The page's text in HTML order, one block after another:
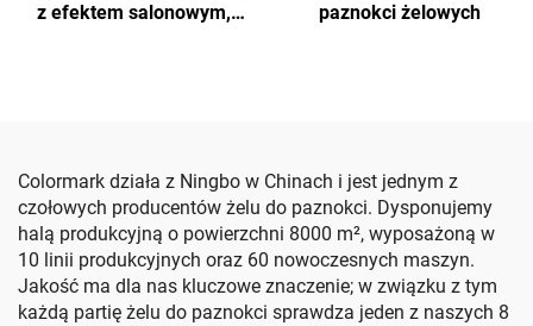
z efektem salonowym,
paznokci żelowych
Colormark działa z Ningbo w Chinach i jest jednym z
czołowych producentów żelu do paznokci. Dysponujemy
halą produkcyjną o powierzchni 8000 m², wyposażoną w
10 linii produkcyjnych oraz 60 nowoczesnych maszyn.
Jakość ma dla nas kluczowe znaczenie; w związku z tym
każdą partię żelu do paznokci sprawdza jeden z naszych 8